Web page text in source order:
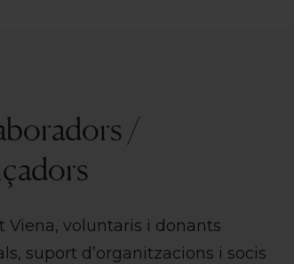
/
Viena, voluntaris i donants
suport d’organitzacions i socis